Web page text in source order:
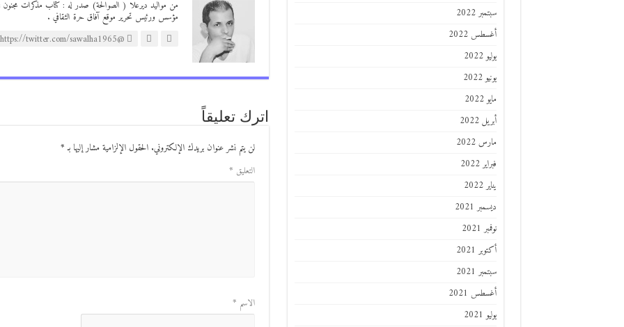
مؤسس ورئيس تحرير موقع آفاق حرة الثقافي .
@https://twitter.com/sawalha1965
اترك تعليقاً
لن يتم نشر عنوان بريدك الإلكتروني. الحقول الإلزامية مشار إليها بـ*
التعليق *
الاسم *
سبتمبر 2022
أغسطس 2022
يوليو 2022
يونيو 2022
مايو 2022
أبريل 2022
مارس 2022
فبراير 2022
يناير 2022
ديسمبر 2021
نوفمبر 2021
أكتوبر 2021
سبتمبر 2021
أغسطس 2021
يوليو 2021